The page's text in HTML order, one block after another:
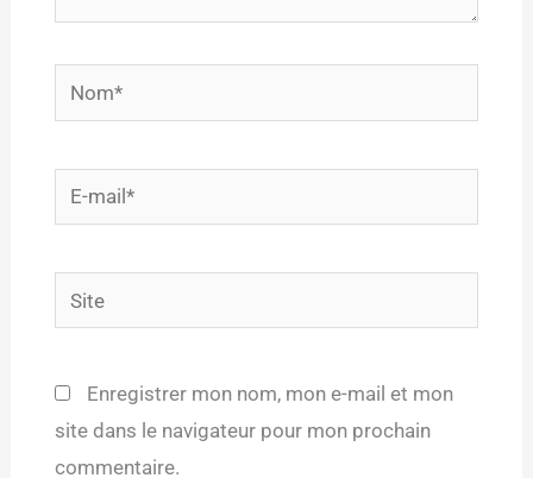
Nom*
mail*
Site
Enregistrer mon nom, mon e-mail et mon
site dans le navigateur pour mon prochain
commentaire.